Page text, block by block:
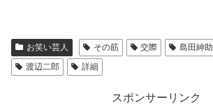
お笑い芸人 その筋 交際 島田紳助
渡辺二郎
詳細
スポンサーリンク